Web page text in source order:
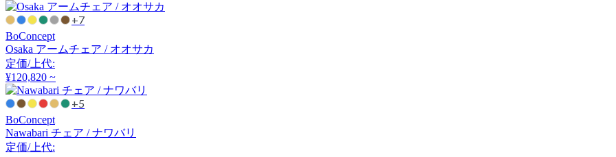
カンディハウス
CRUSH CRASH PROJECT
クラッシュクラッシュプ
ロジェクト
EDDA
+7
BoConcept
Osaka アームチェア / オオサカ
定価/上代:
¥120,820 ~
+5
BoConcept
Nawabari チェア / ナワバリ
定価/上代: